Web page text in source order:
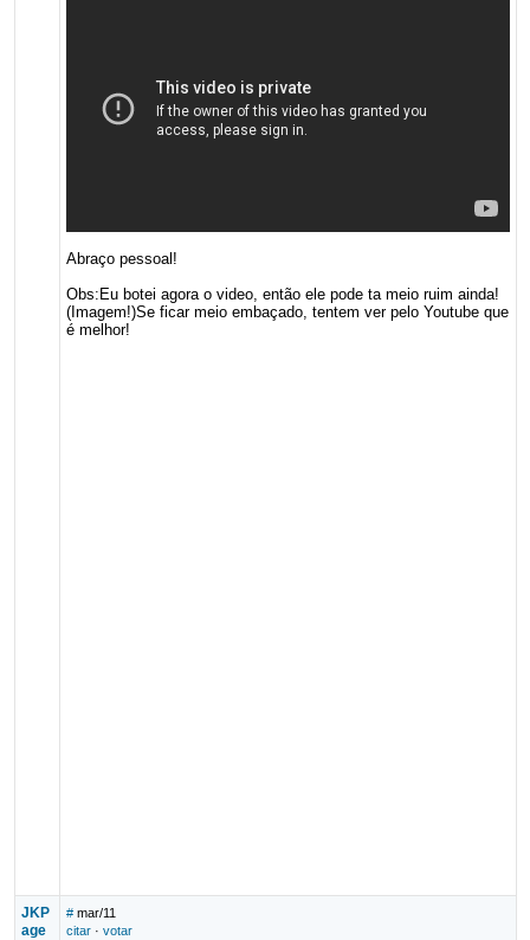
Abraço pessoal!
Obs:Eu botei agora o video, então ele pode ta meio ruim ainda!
(Imagem!)Se ficar meio embaçado, tentem ver pelo Youtube que
é melhor!
JKP
age
# mar/11
citar· votar